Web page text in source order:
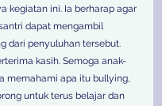
kegiatan ini. Ia berharap agar
dapat mengambil
dari penyuluhan tersebut.
kasih. Semoga anak-
memahami apa itu bullying,
untuk terus belajar dan